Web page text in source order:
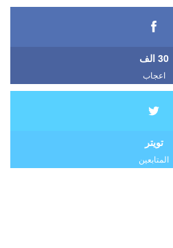
30 الف
اعجاب
تويتر
المتابعين